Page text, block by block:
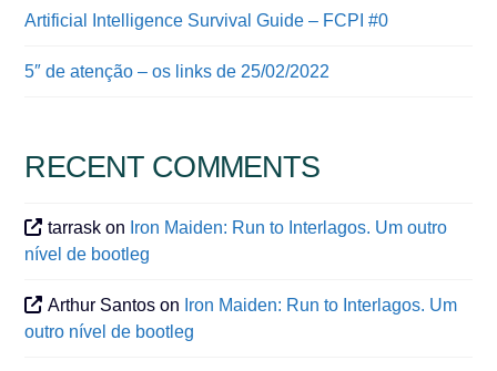
Artificial Intelligence Survival Guide – FCPI #0
5″ de atenção – os links de 25/02/2022
RECENT COMMENTS
tarrask on Iron Maiden: Run to Interlagos. Um outro
nível de bootleg
Arthur Santos on Iron Maiden: Run to Interlagos. Um
outro nível de bootleg